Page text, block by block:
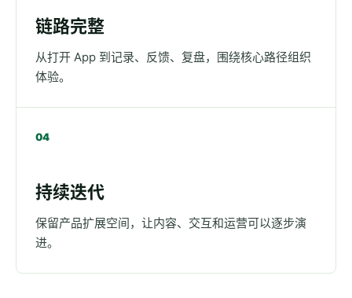
链路完整
从打开 App 到记录、反馈、复盘，围绕核心路径组织
体验。
04
持续迭代
保留产品扩展空间，让内容、交互和运营可以逐步演
进。